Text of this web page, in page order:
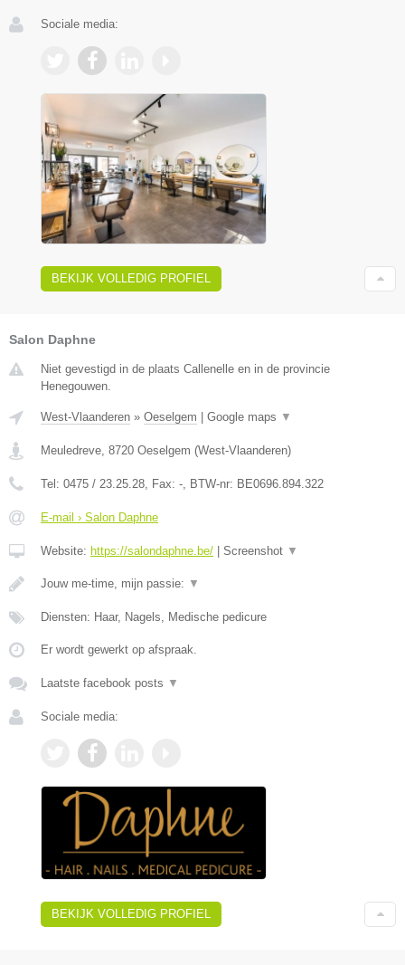
Sociale media:
BEKIJK VOLLEDIG PROFIEL
Salon Daphne
Niet gevestigd in de plaats Callenelle en in de provincie
Henegouwen.
West-Vlaanderen » Oeselgem Google maps ▼
Meuledreve, 8720 Oeselgem (West-Vlaanderen)
Tel: 0475 / 23.25.28, Fax: -, BTW-nr: BE0696.894.322
E-mail › Salon Daphne
Website: https://salondaphne.be/ Screenshot ▼
Jouw me-time, mijn passie: ▼
Diensten: Haar, Nagels, Medische pedicure
Er wordt gewerkt op afspraak.
Laatste facebook posts ▼
Sociale media:
BEKIJK VOLLEDIG PROFIEL